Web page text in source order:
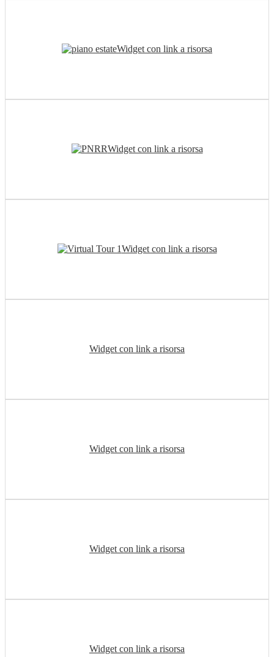
Widget con link a risorsa
Widget con link a risorsa
Widget con link a risorsa
Widget con link a risorsa
Widget con link a risorsa
Widget con link a risorsa
Widget con link a risorsa